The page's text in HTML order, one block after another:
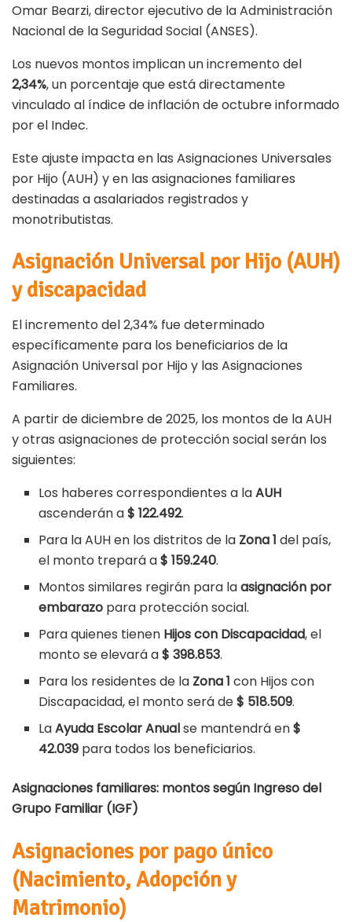
Omar Bearzi, director ejecutivo de la Administración
Nacional de la Seguridad Social (ANSES).
Los nuevos montos implican un incremento del
2,34%, un porcentaje que está directamente
vinculado al índice de inflación de octubre informado
por el Indec.
Este ajuste impacta en las Asignaciones Universales
por Hijo (AUH) y en las asignaciones familiares
destinadas a asalariados registrados y
monotributistas.
Asignación Universal por Hijo (AUH)
y discapacidad
El incremento del 2,34% fue determinado
específicamente para los beneficiarios de la
Asignación Universal por Hijo y las Asignaciones
Familiares.
A partir de diciembre de 2025, los montos de la AUH
y otras asignaciones de protección social serán los
siguientes:
Los haberes correspondientes a laAUH
ascenderán a$ 122.492.
Para la AUH en los distritos de la Zona 1 del país,
el monto trepará a$ 159.240.
Montos similares regirán para laasignación por
embarazo para protección social.
Para quienes tienen Hijos con Discapacidad, el
monto se elevará a$ 398.853.
Para los residentes de la Zona 1 con Hijos con
Discapacidad, el monto será de$ 518.509.
LaAyuda Escolar Anualse mantendrá en$
42.039 para todos los beneficiarios.
Asignaciones familiares: montos según Ingreso del
Grupo Familiar (IGF)
Asignaciones por pago único
(Nacimiento, Adopción y
Matrimonio)